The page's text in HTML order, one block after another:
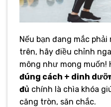
Nếu bạn đang mắc
trên, hãy điều chỉnh
mông như mong muốn!
đúng cách + dinh
đủ chính là chìa khóa
căng tròn, săn chắc.